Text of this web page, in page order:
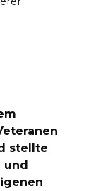
stellte
und